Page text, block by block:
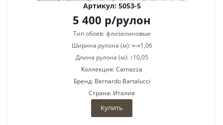
Артикул: 5053-5
5 400 р/рулон
Тип обоев: флизелиновые
Ширина рулона (м): ⟷1,06
Длина рулона (м): ↕10,05
Коллекция: Carnazza
Бренд: Bernardo Bartalucci
Страна: Италия
Купить